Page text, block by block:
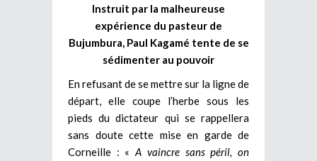
Instruit par la malheureuse
expérience du pasteur de
Bujumbura, Paul Kagamé tente de se
sédimenter au pouvoir
En refusant de se mettre sur la ligne de
départ, elle coupe l’herbe sous les
pieds du dictateur qui se rappellera
sans doute cette mise en garde de
Corneille : «A vaincre sans péril, on